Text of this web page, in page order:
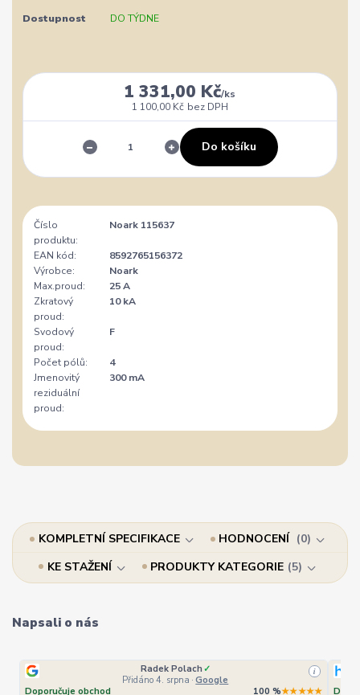
Dostupnost DO TÝDNE
1 331,00 Kč/ks
1 100,00 Kč bez DPH
Do košíku
Číslo
produktu:
Noark 115637
EAN kód:
8592765156372
Výrobce:
Noark
Max.proud:
25 A
Zkratový
proud:
10 kA
Svodový
proud:
F
Počet pólů:
4
Jmenovitý
reziduální
proud:
300 mA
KOMPLETNÍ SPECIFIKACE HODNOCENÍ
0
KE STAŽENÍ
PRODUKTY KATEGORIE 5
Napsali o nás
Radek Polach ✓
Přidáno 4. srpna · Google
i
Doporučuje obchod 100 %★★★★★